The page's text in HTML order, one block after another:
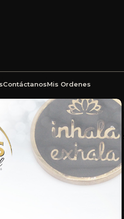
ContáctanosMis Ordenes